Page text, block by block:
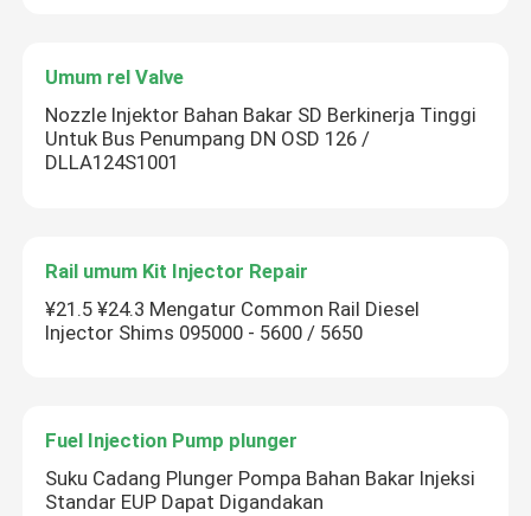
Umum rel Valve
Nozzle Injektor Bahan Bakar SD Berkinerja Tinggi
Untuk Bus Penumpang DN OSD 126 /
DLLA124S1001
Rail umum Kit Injector Repair
¥21.5 ¥24.3 Mengatur Common Rail Diesel
Injector Shims 095000 - 5600 / 5650
Fuel Injection Pump plunger
Suku Cadang Plunger Pompa Bahan Bakar Injeksi
Standar EUP Dapat Digandakan